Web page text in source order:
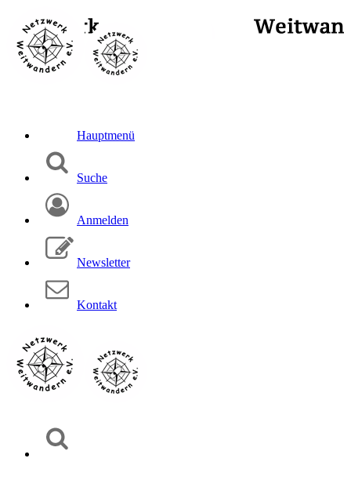
Hauptmenü
Suche
Anmelden
Newsletter
Kontakt